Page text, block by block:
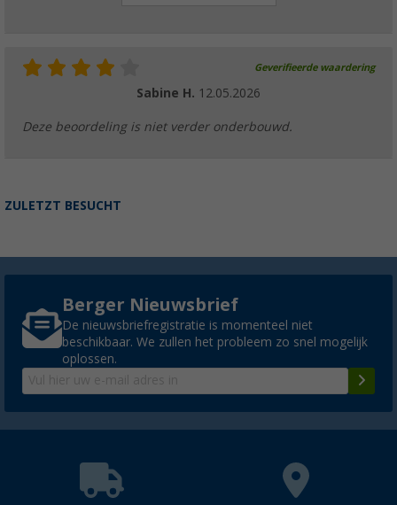
Geverifieerde waardering
Sabine H. 12.05.2026
Deze beoordeling is niet verder onderbouwd.
ZULETZT BESUCHT
Berger Nieuwsbrief
De nieuwsbriefregistratie is momenteel niet
beschikbaar. We zullen het probleem zo snel mogelijk
oplossen.